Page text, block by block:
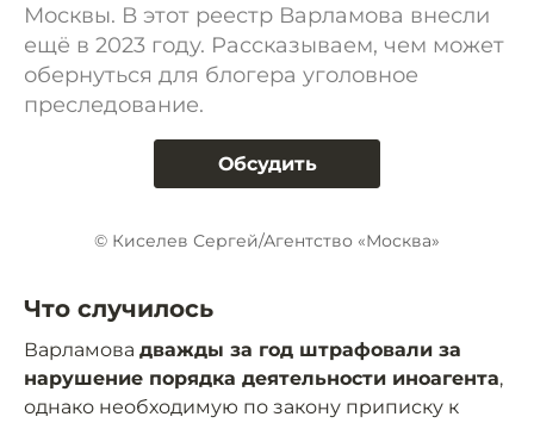
Москвы. В этот реестр Варламова внесли
ещё в 2023 году. Рассказываем, чем может
обернуться для блогера уголовное
преследование.
Обсудить
© Киселев Сергей/Агентство «Москва»
Что случилось
Варламова дважды за год штрафовали за
нарушение порядка деятельности иноагента,
однако необходимую по закону приписку к